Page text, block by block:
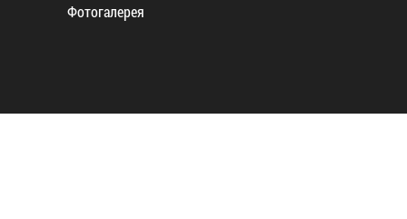
Фотогалерея